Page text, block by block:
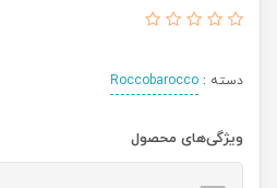
دسته : Roccobarocco
ویژگی‌های محصول